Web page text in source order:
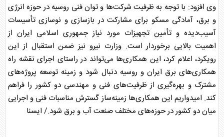
وی افزود: با توجه به ظرفیت شرکت‌ها و توان فنی روسیهدر حوزه انرژی
و برق، آمادگی مسکو برای مشارکت در بازسازی و نوسازی تأسیسات
آسیب‌دیده و تأمین تجهیزات مورد نیاز جمهوری اسلامی ایران از
اهمیت بالایی برخوردار است. وزارت نیرو نیز ضمن استقبال از این
رویکرد، اعلام کرد، این همکاری‌ها می‌تواند در راستای اجرای نقشه راه
همکاری‌های برق ایران و روسیه دنبال شود و زمینه توسعه پروژه‌های
مشترک و بهره‌گیری از ظرفیت‌های فنی و مهندسی دو کشور را فراهم
کند. امیدواریم این همکاری‌ها زمینه‌ساز گسترش مناسبات فنی و اجرایی
میان دو کشور در حوزه‌های مختلف صنعت آب و برق شود./ ایسنا